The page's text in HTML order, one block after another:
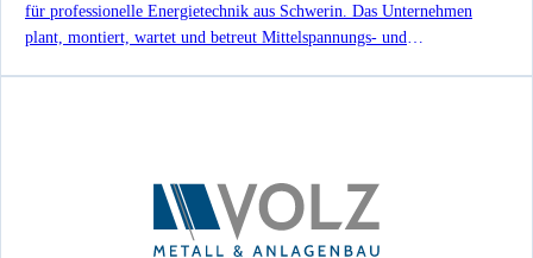
für professionelle Energietechnik aus Schwerin. Das Unternehmen
plant, montiert, wartet und betreut Mittelspannungs- und